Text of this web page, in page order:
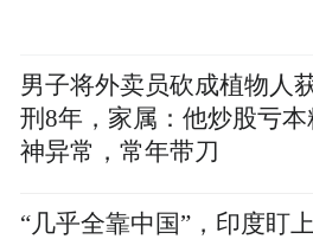
王莉同与会领导嘉宾共同启动“央
男子将外卖员砍成植物人
刑8年，家属：他炒股亏本
神异常，常年带刀
“几乎全靠中国”，印度盯上